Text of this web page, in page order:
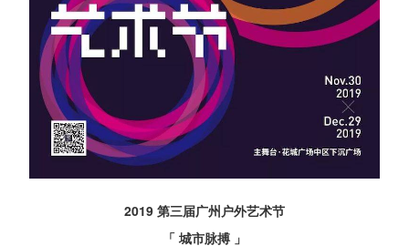
2019 第三届广州户外艺术节
「 城市脉搏 」